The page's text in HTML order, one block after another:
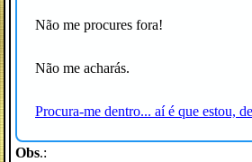
Não me procures fora!
Não me acharás.
Procura-me dentro... aí é que estou,
Obs.: